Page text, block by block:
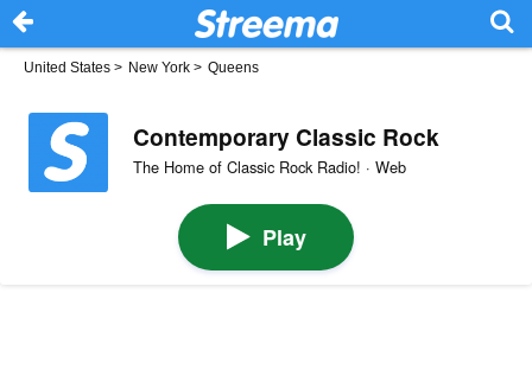
United States > New York > Queens
Contemporary Classic Rock
The Home of Classic Rock Radio! · Web
Play